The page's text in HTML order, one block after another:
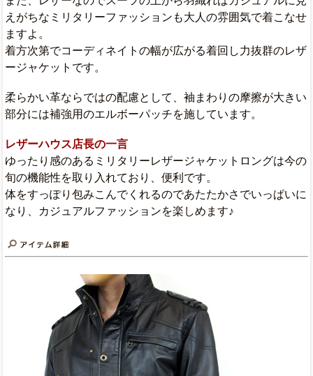
えがちなミリタリーファッションも大人の雰囲気で着こなせ
ますよ。
着方次第でコーディネイトの幅が広がる着回し力抜群のレザ
ージャケットです。
柔らかい革ならではの配慮として、袖まわりの摩擦が大きい
部分には補強用のエルボーパッチを施しています。
レザーハウス店長の一言
ゆったり感のあるミリタリーレザージャケットロングは今の
旬の機能性を取り入れており、便利です。
体をすっぽり包みこんでくれるのであたたかさでいっぱいに
なり、カジュアルファッションを楽しめます♪